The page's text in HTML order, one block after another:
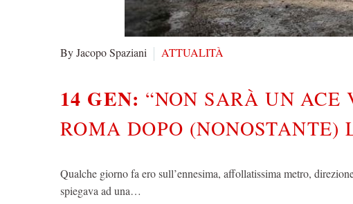
By Jacopo Spaziani ATTUALITÀ
14 GEN: “NON SARÀ UN
ROMA DOPO (NONOSTANTE)
Qualche giorno fa ero sull’ennesima, affollatissima metro,
spiegava ad una…